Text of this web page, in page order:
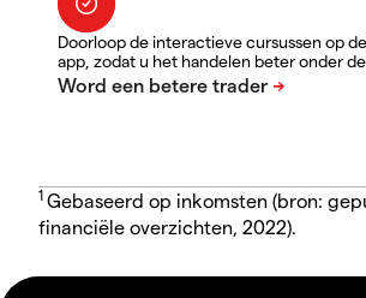
Doorloop de interactieve cursussen op
app, zodat u het handelen beter onder
1 Gebaseerd op inkomsten (bron:
financiële overzichten, 2022).